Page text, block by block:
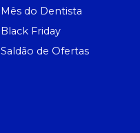
Mês do Dentista
Black Friday
Saldão de Ofertas